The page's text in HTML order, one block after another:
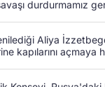
durdurmamız
Aliya
kapılarını açmaya